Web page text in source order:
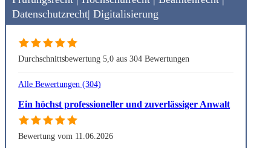
Datenschutzrecht| Digitalisierung
Durchschnittsbewertung 5,0 aus 304 Bewertungen
Alle Bewertungen (304)
Ein höchst professioneller und zuverlässiger Anwalt
Bewertung vom 11.06.2026